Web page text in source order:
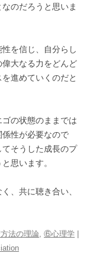
のだろうと思いま
を信じ、自分らし
大なる力をどんど
進めていくのだと
の状態のままでは
性が必要なので
そうした成長のプ
思います。
、共に聴き合い、
法の理論, ⑥心理学